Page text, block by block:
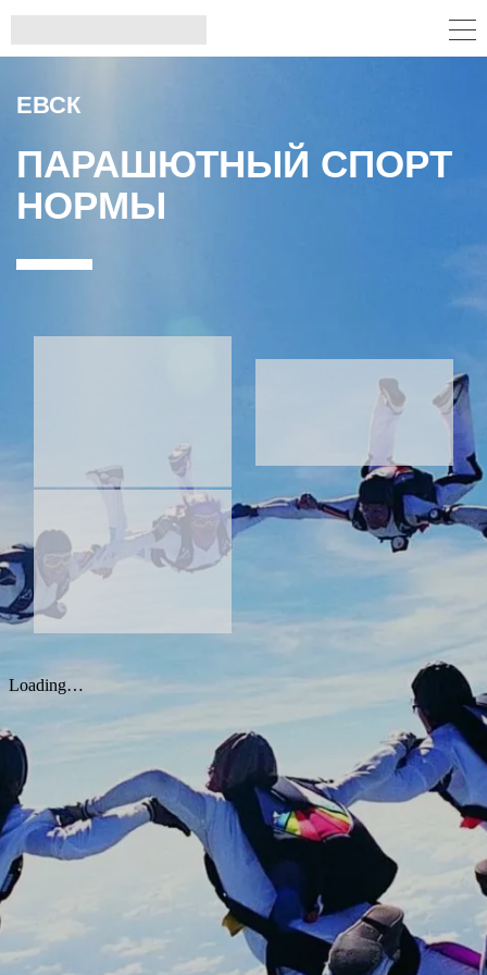
ЕВСК
ПАРАШЮТНЫЙ СПОРТ
НОРМЫ